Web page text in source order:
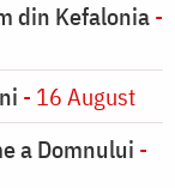
din Kefalonia-
- 16 August
a Domnului -